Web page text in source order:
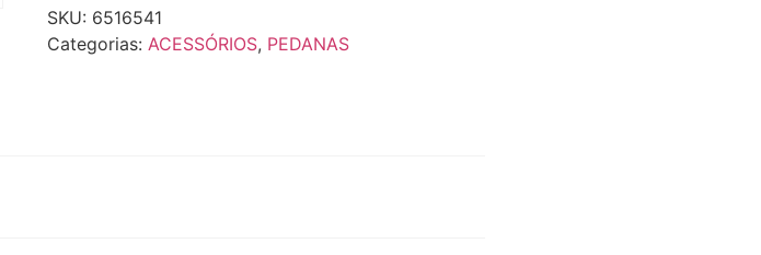
SKU: 6516541
Categorias: ACESSÓRIOS, PEDANAS